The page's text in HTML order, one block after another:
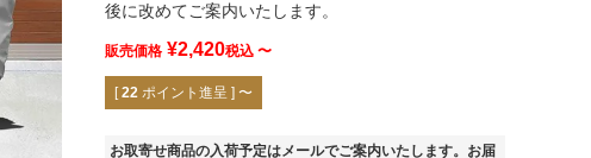
後に改めてご案内いたします。
販売価格 ¥2,420税込 〜
[ 22 ポイント進呈 ] 〜
お取寄せ商品の入荷予定はメールでご案内いたします。お届